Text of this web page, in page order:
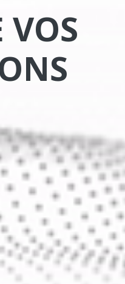
VOS